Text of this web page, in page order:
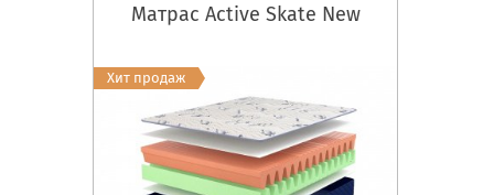
Матрас Active Skate New
Хит продаж